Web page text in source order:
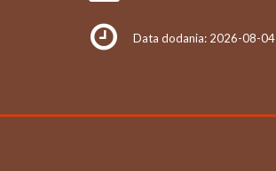
Data dodania: 2026-08-04